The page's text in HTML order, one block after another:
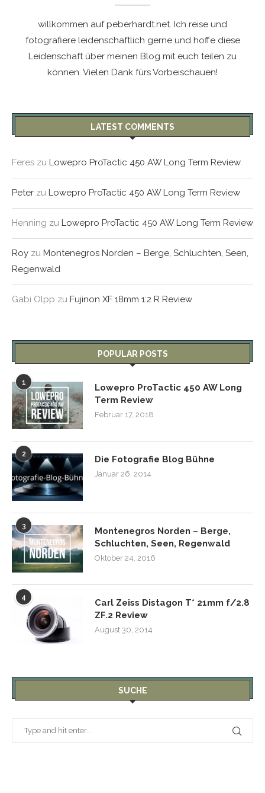
willkommen auf peberhardt.net. Ich reise und
fotografiere leidenschaftlich gerne und hoffe diese
Leidenschaft über meinen Blog mit euch teilen zu
können. Vielen Dank fürs Vorbeischauen!
LATEST COMMENTS
Feres zu Lowepro ProTactic 450 AW Long Term Review
Peter zu Lowepro ProTactic 450 AW Long Term Review
Henning zu Lowepro ProTactic 450 AW Long Term Review
Roy zu Montenegros Norden – Berge, Schluchten, Seen,
Regenwald
Gabi Olpp zu Fujinon XF 18mm 1:2 R Review
POPULAR POSTS
1
Lowepro ProTactic 450 AW Long
Term Review
Februar 17, 2018
2 Die Fotografie Blog Bühne
Januar 26, 2014
3
Montenegros Norden – Berge,
Schluchten, Seen, Regenwald
Oktober 24, 2016
4
Carl Zeiss Distagon T* 21mm f/2.8
ZF.2 Review
August 30, 2014
SUCHE